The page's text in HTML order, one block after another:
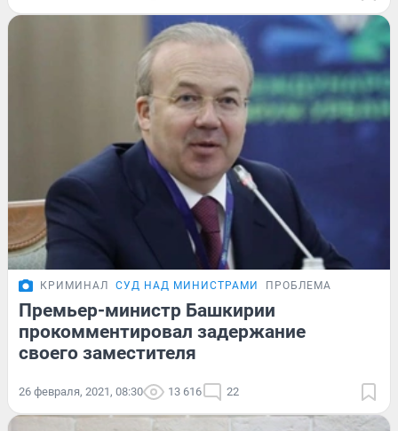
КРИМИНАЛ СУД НАД МИНИСТРАМИ ПРОБЛЕМА
Премьер-министр Башкирии
прокомментировал задержание
своего заместителя
26 февраля, 2021, 08:30 13 616 22